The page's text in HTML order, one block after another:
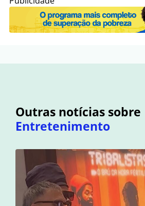
Outras notícias sobre
Entretenimento